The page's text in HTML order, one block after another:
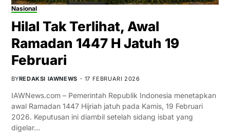
Nasional
Hilal Tak Terlihat, Awal
Ramadan 1447 H Jatuh 19
Februari
BYREDAKSI IAWNEWS 17 FEBRUARI 2026
IAWNews.com – Pemerintah Republik Indonesia menetapkan
awal Ramadan 1447 Hijriah jatuh pada Kamis, 19 Februari
2026. Keputusan ini diambil setelah sidang isbat yang
digelar…